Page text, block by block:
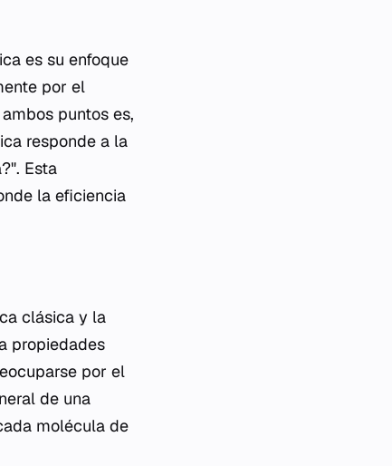
es su enfoque
por el
puntos es,
responde a la
Esta
la eficiencia
clásica y la
propiedades
por el
de una
molécula de